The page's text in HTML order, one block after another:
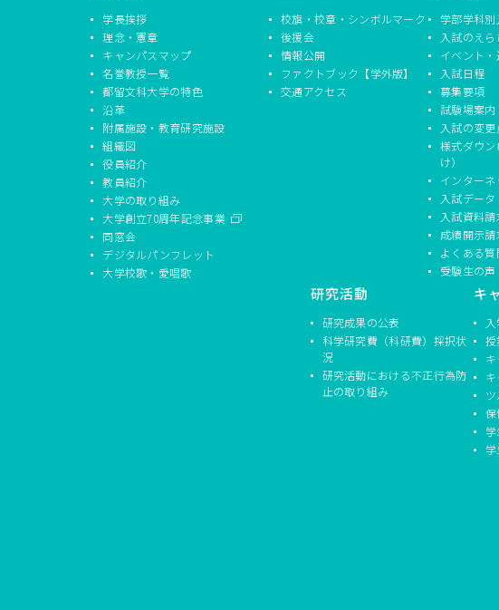
学長挨拶
理念・憲章
キャンパスマップ
名誉教授一覧
都留文科大学の特色
沿革
附属施設・教育研究施設
組織図
役員紹介
教員紹介
大学の取り組み
大学創立70周年記念事業
同窓会
デジタルパンフレット
大学校歌・愛唱歌
校旗・校章・シンボルマーク
後援会
情報公開
ファクトブック【学外版】
交通アクセス
学部学科
入試のえ
イベント
入試日程
募集要項
試験場案内
入試の変更
様式ダウン
け）
インターネ
入試データ
入試資料請
成績開示請
よくある質
受験生の声
研究活動
研究成果の公表
科学研究費（科研費）採択状
況
研究活動における不正行為防
止の取り組み
キ
授
保